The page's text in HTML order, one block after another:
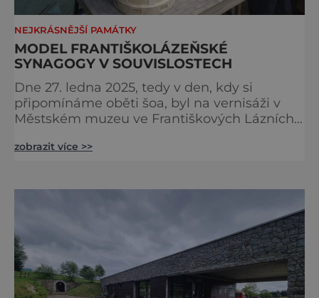
NEJKRÁSNĚJŠÍ PAMÁTKY
MODEL FRANTIŠKOLÁZEŇSKÉ
SYNAGOGY V SOUVISLOSTECH
Dne 27. ledna 2025, tedy v den, kdy si
připomínáme oběti šoa, byl na vernisáži v
Městském muzeu ve Františkových Lázních
nacisty zničena v roce 1938. Do lázeňského
některé události spojené s touto významnou
zobrazit více >>